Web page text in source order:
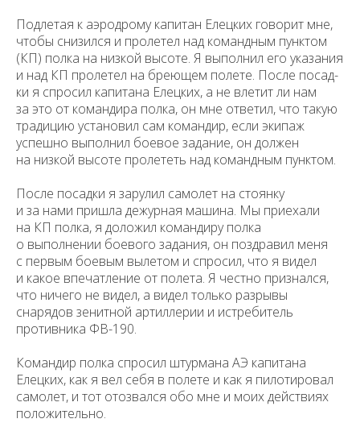
Подлетая к аэродрому капитан Елецких говорит мне,
чтобы снизился и пролетел над командным пунктом
(КП) полка на низкой высоте. Я вы­полнил его указания
и над КП пролетел на бреющем полете. После посад­
ки я спросил капитана Елецких, а не влетит ли нам
за это от командира полка, он мне ответил, что такую
традицию установил сам командир, если экипаж
успешно выполнил боевое задание, он должен
на низкой высоте пролететь над командным пунктом.
После посадки я зарулил самолет на стоянку
и за нами пришла дежурная машина. Мы приехали
на КП полка, я доложил командиру полка
о выполнении боевого задания, он поздравил меня
с первым боевым вылетом и спросил, что я видел
и какое впечатление от полета. Я честно признался,
что ничего не видел, а видел только разрывы
снарядов зенитной артиллерии и истребитель
противника ФВ-190.
Командир полка спросил штурмана АЭ капитана
Елецких, как я вел себя в полете и как я пилотировал
самолет, и тот отозвался обо мне и моих действиях
положительно.